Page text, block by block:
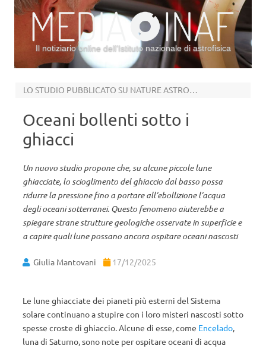
Il notiziario online dell’Istituto nazionale di astrofisica
LO STUDIO PUBBLICATO SU NATURE ASTRONOMY
Oceani bollenti sotto i
ghiacci
Un nuovo studio propone che, su alcune piccole lune
ghiacciate, lo scioglimento del ghiaccio dal basso possa
ridurre la pressione fino a portare all’ebollizione l’acqua
degli oceani sotterranei. Questo fenomeno aiuterebbe a
spiegare strane strutture geologiche osservate in superficie e
a capire quali lune possano ancora ospitare oceani nascosti
Giulia Mantovani 17/12/2025
Le lune ghiacciate dei pianeti più esterni del Sistema
solare continuano a stupire con i loro misteri nascosti sotto
spesse croste di ghiaccio. Alcune di esse, come Encelado,
luna di Saturno, sono note per ospitare oceani di acqua